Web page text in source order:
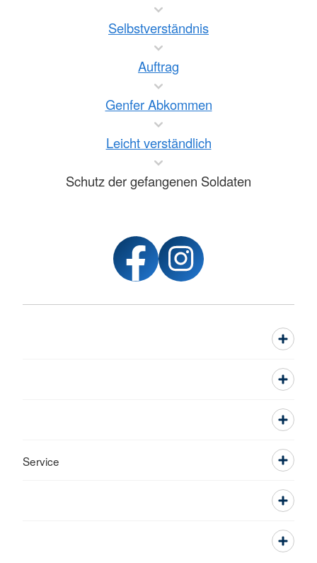
Selbstverständnis
Auftrag
Genfer Abkommen
Leicht verständlich
Schutz der gefangenen Soldaten
Service